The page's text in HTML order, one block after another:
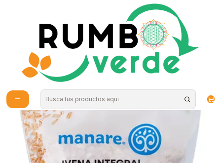
Envío gratis por compras sobre los 59.990 en la provincia de Santiago
Semillas y Frutos secos
Manare - Avena Sin Gluten Instantánea 800g